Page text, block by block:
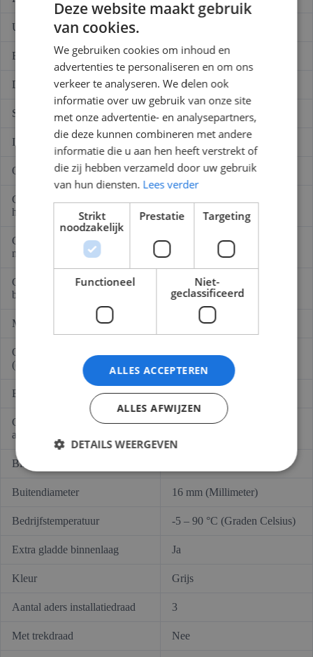
Uitvoering brandvertragend
Buigweerstand Flexibel
Drukvastheidsklasse Medium (klasse 3)
Slagvastheid Zwaar (klasse 4)
Inbouwmontage (stucwerk) Ja
Opbouw (stucwerk) Ja
Geschikt voor installatie op
hout
Ja
Geschikt voor holle wand
montage
Geschikt voor verwerking in
beton
Machine- en systeeminstallatie
Ondervloerinstallatie
(estriklaag)
Ja
Buiteninstallatie Nee
Geschikt voor verwerking in
aarde/ondergrond
Binnendiameter
Buitendiameter 16 mm (Millimeter)
Bedrijfstemperatuur -5 – 90 °C (Graden Celsius)
Extra gladde binnenlaag Ja
Kleur Grijs
Aantal aders installatiedraad 3
Met trekdraad Nee
Deze website maakt gebruik
van cookies.
We gebruiken cookies om inhoud en
advertenties te personaliseren en om ons
verkeer te analyseren. We delen ook
informatie over uw gebruik van onze site
met onze advertentie- en analysepartners,
die deze kunnen combineren met andere
informatie die u aan hen heeft verstrekt of
die zij hebben verzameld door uw gebruik
van hun diensten. Lees verder
Strikt
noodzakelijk
Prestatie Targeting
Functioneel
Niet-
geclassificeerd
ALLES ACCEPTEREN
ALLES AFWIJZEN
DETAILS WEERGEVEN